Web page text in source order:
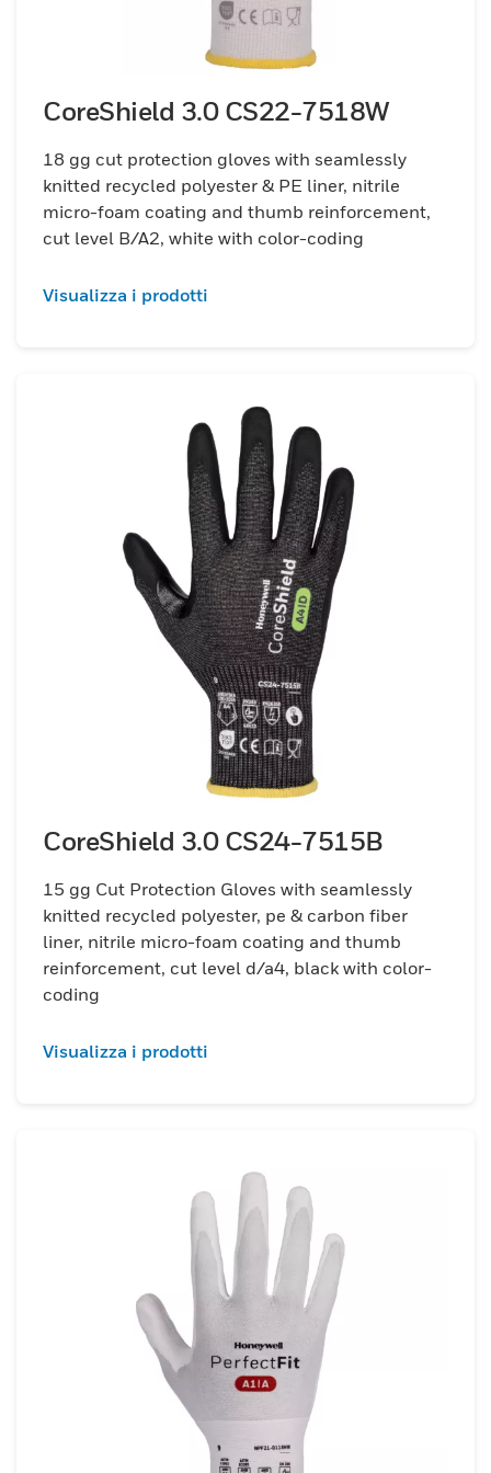
CoreShield 3.0 CS22-7518W
18 gg cut protection gloves with seamlessly
knitted recycled polyester & PE liner, nitrile
micro-foam coating and thumb reinforcement,
cut level B/A2, white with color-coding
Visualizza i prodotti
CoreShield 3.0 CS24-7515B
15 gg Cut Protection Gloves with seamlessly
knitted recycled polyester, pe & carbon fiber
liner, nitrile micro-foam coating and thumb
reinforcement, cut level d/a4, black with color-
coding
Visualizza i prodotti